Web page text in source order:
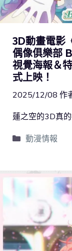
3D動畫電影
偶像俱樂部
視覺海報＆
式上映！
2025/12/08 作
蓮之空的3D真
動漫情報